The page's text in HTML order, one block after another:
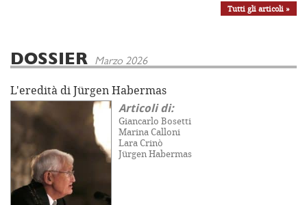
Tutti gli articoli »
DOSSIER Marzo 2026
L'eredità di Jürgen Habermas
Articoli di:
Giancarlo Bosetti
Marina Calloni
Lara Crinò
Jürgen Habermas